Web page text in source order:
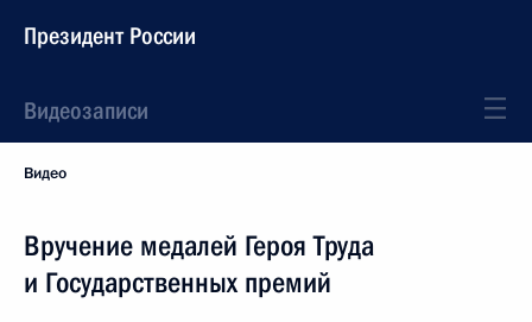
Президент России
Видеозаписи
Видео
Вручение медалей Героя Труда
и Государственных премий